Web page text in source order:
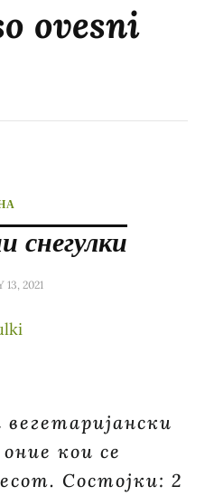
ovesni
снегулки
13, 2021
кои се
Состојки: 2